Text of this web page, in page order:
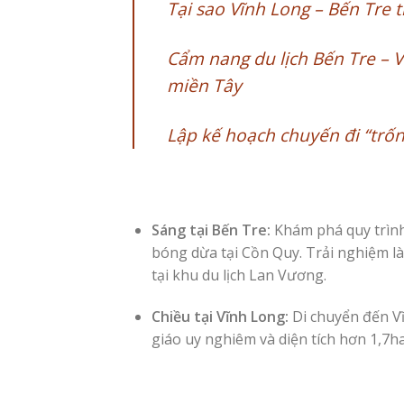
Tại sao Vĩnh Long – Bến
Cẩm nang du lịch Bến Tre –
miền Tây
Lập kế hoạch chuyến đi
Sáng tại Bến Tre: Khám phá quy
bóng dừa tại Cồn Quy. Trải nghiệm
tại khu du lịch Lan Vương.
Chiều tại Vĩnh Long: Di chuyển đến
giáo uy nghiêm và diện tích hơn